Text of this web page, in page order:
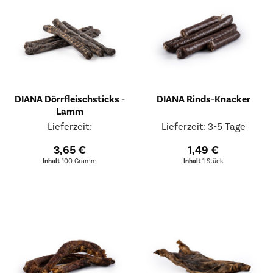
Schwein
Wild
DIANA Dörrfleischsticks -
Lamm
Lieferzeit:
3,65 €
Inhalt100 Gramm
DIANA Rinds-Knacker
Lieferzeit: 3-5 Tage
1,49 €
Inhalt1 Stück